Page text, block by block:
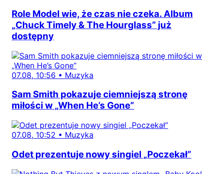
Role Model wie, że czas nie czeka. Album
„Chuck Timely & The Hourglass” już
dostępny
07.08, 10:56 • Muzyka
Sam Smith pokazuje ciemniejszą stronę
miłości w „When He’s Gone”
07.08, 10:52 • Muzyka
Odet prezentuje nowy singiel „Poczekał”